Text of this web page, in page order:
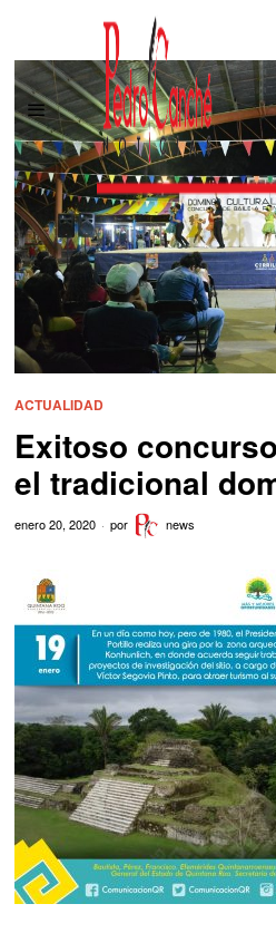
ACTUALIDAD
Exitoso
el tradicional
enero 20, 2020 por news